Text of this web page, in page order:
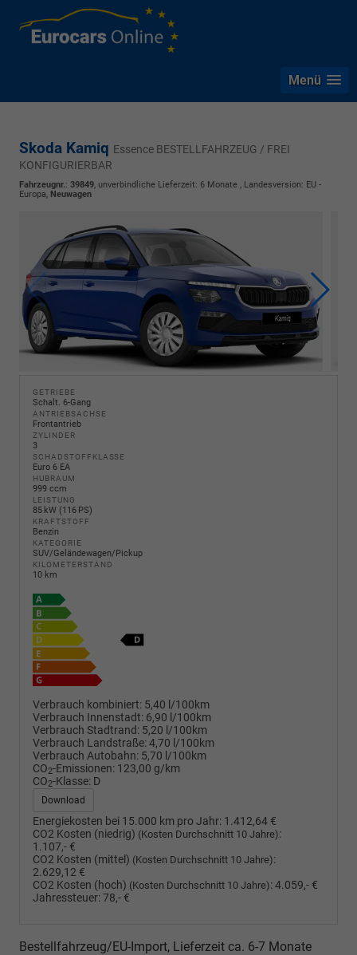
Menü
Skoda Kamiq Essence BESTELLFAHRZEUG / FREI
KONFIGURIERBAR
Fahrzeugnr.: 39849, unverbindliche Lieferzeit: 6 Monate , Landesversion: EU -
Europa, Neuwagen
GETRIEBE
Schalt. 6-Gang
ANTRIEBSACHSE
Frontantrieb
ZYLINDER
3
SCHADSTOFFKLASSE
Euro 6 EA
HUBRAUM
999 ccm
LEISTUNG
85 kW (116 PS)
KRAFTSTOFF
Benzin
KATEGORIE
SUV/Geländewagen/Pickup
KILOMETERSTAND
10 km
Verbrauch kombiniert: 5,40 l/100km
Verbrauch Innenstadt: 6,90 l/100km
Verbrauch Stadtrand: 5,20 l/100km
Verbrauch Landstraße:4,70 l/100km
Verbrauch Autobahn: 5,70 l/100km
CO2-Emissionen: 123,00 g/km
CO2-Klasse: D
Download
Energiekosten bei 15.000 km pro Jahr: 1.412,64 €
CO2 Kosten (niedrig) (Kosten Durchschnitt 10 Jahre):
1.107,- €
CO2 Kosten (mittel) (Kosten Durchschnitt 10 Jahre):
2.629,12 €
CO2 Kosten (hoch) (Kosten Durchschnitt 10 Jahre):4.059,- €
Jahressteuer:78,- €
Bestellfahrzeug/EU-Import, Lieferzeit ca. 6-7 Monate